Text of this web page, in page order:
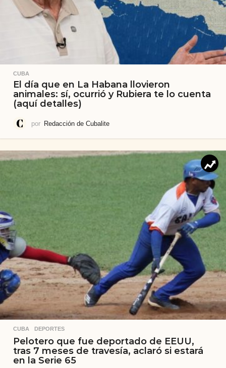
CUBA
El día que en La Habana llovieron
animales: sí, ocurrió y Rubiera te lo cuenta
(aquí detalles)
por Redacción de Cubalite
CUBA ,DEPORTES
Pelotero que fue deportado de EEUU,
tras 7 meses de travesía, aclaró si estará
en la Serie 65